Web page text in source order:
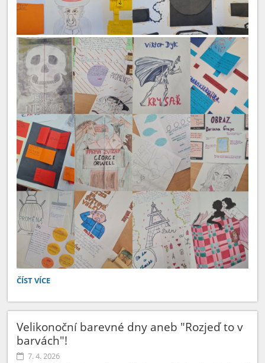
BŘEZEN
KNIH
A
ČTENÁŘŮ:
ČÍST VÍCE
Velikonoční barevné dny aneb "Rozjeď to v
barvách"!
7. 4. 2026